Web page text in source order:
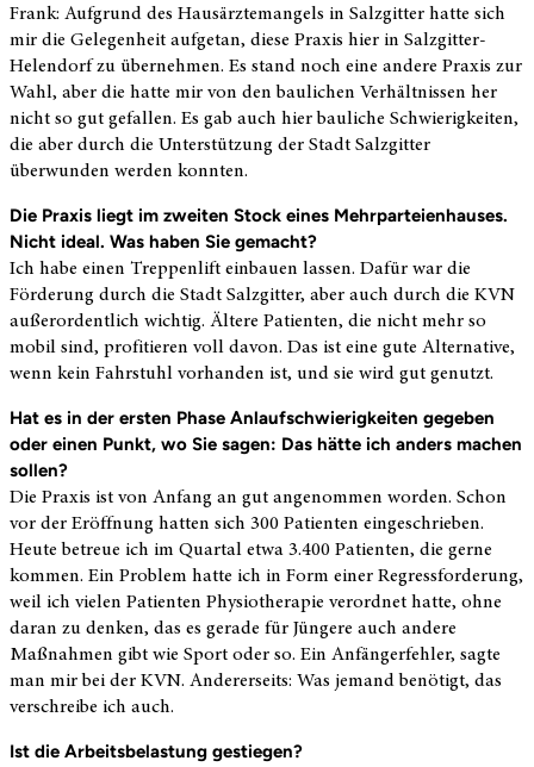
Frank: Aufgrund des Hausärztemangels in Salzgitter hatte sich
mir die Gelegenheit aufgetan, diese Praxis hier in Salzgitter-
Helendorf zu übernehmen. Es stand noch eine andere Praxis zur
Wahl, aber die hatte mir von den baulichen Verhältnissen her
nicht so gut gefallen. Es gab auch hier bauliche Schwierigkeiten,
die aber durch die Unterstützung der Stadt Salzgitter
überwunden werden konnten.
Die Praxis liegt im zweiten Stock eines Mehrparteienhauses.
Nicht ideal. Was haben Sie gemacht?
Ich habe einen Treppenlift einbauen lassen. Dafür war die
Förderung durch die Stadt Salzgitter, aber auch durch die KVN
außerordentlich wichtig. Ältere Patienten, die nicht mehr so
mobil sind, profitieren voll davon. Das ist eine gute Alternative,
wenn kein Fahrstuhl vorhanden ist, und sie wird gut genutzt.
Hat es in der ersten Phase Anlaufschwierigkeiten gegeben
oder einen Punkt, wo Sie sagen: Das hätte ich anders machen
sollen?
Die Praxis ist von Anfang an gut angenommen worden. Schon
vor der Eröffnung hatten sich 300 Patienten eingeschrieben.
Heute betreue ich im Quartal etwa 3.400 Patienten, die gerne
kommen. Ein Problem hatte ich in Form einer Regressforderung,
weil ich vielen Patienten Physiotherapie verordnet hatte, ohne
daran zu denken, das es gerade für Jüngere auch andere
Maßnahmen gibt wie Sport oder so. Ein Anfängerfehler, sagte
man mir bei der KVN. Andererseits: Was jemand benötigt, das
verschreibe ich auch.
Ist die Arbeitsbelastung gestiegen?